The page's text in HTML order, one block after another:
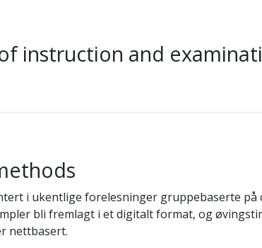
instruction and
i ukentlige forelesninger gruppebaserte på
bli fremlagt i et digitalt format, og
nettbasert.